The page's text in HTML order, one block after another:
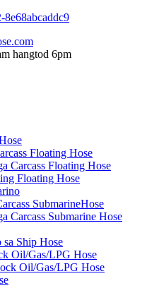
hangtod 6pm
Floating Hose
Carcass Floating Hose
Floating Hose
SubmarineHose
Carcass Submarine Hose
sa Ship Hose
Oil/Gas/LPG Hose
Oil/Gas/LPG Hose